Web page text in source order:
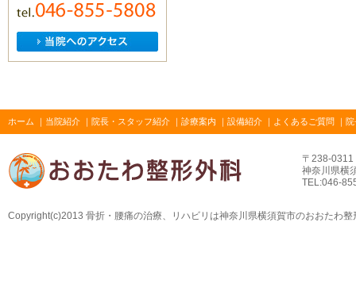
ホーム ｜ 当院紹介 ｜ 院長・スタッフ紹介 ｜ 診療案内 ｜ 設備紹介 ｜ よくあるご質問 ｜ 院
〒238-0311
神奈川県横
TEL:046-
Copyright(c)2013 骨折・腰痛の治療、リハビリは神奈川県横須賀市のおおたわ整